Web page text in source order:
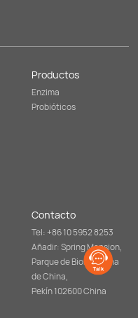
Productos
Enzima
Probióticos
Contacto
Tel: +86 10 5952 8253
Añadir: Spring Mansion,
Parque de Biomedicina
de China,
Pekín 102600 China